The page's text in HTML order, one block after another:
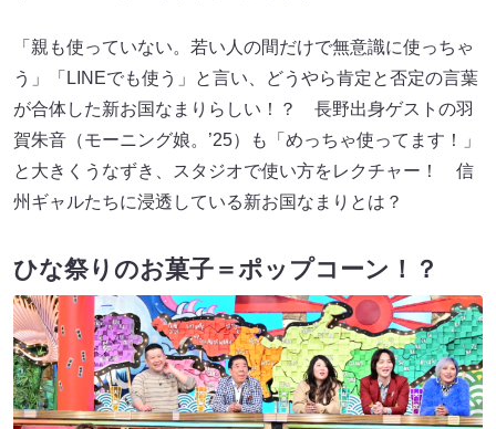
「親も使っていない。若い人の間だけで無意識に使っちゃ
う」「LINEでも使う」と言い、どうやら肯定と否定の言葉
が合体した新お国なまりらしい！？ 長野出身ゲストの羽
賀朱音（モーニング娘。’25）も「めっちゃ使ってます！」
と大きくうなずき、スタジオで使い方をレクチャー！ 信
州ギャルたちに浸透している新お国なまりとは？
ひな祭りのお菓子＝ポップコーン！？